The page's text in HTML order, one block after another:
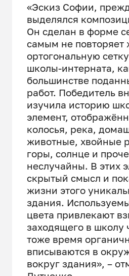
«Эскиз Софии,
выделялся
Он сделан в форме
самым не повторяет
ортогональную
школы-интерната,
большинстве
работ. Победитель
изучила историю
элемент,
колосья, река,
животные, хвойные
горы, солнце и
неслучайны. В этих
скрытый смысл и
жизни этого
здания.
цвета привлекают
заходящего в школу
тоже время
вписываются в
вокруг здания», –